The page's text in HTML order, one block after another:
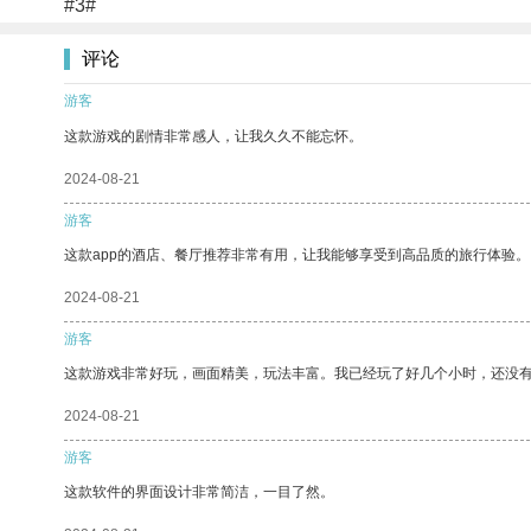
#3#
评论
游客
这款游戏的剧情非常感人，让我久久不能忘怀。
2024-08-21
游客
这款app的酒店、餐厅推荐非常有用，让我能够享受到高品质的旅行体验。
2024-08-21
游客
这款游戏非常好玩，画面精美，玩法丰富。我已经玩了好几个小时，还没
2024-08-21
游客
这款软件的界面设计非常简洁，一目了然。